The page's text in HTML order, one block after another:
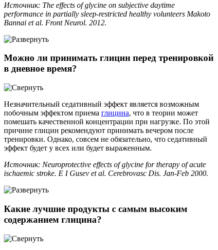
Источник: The effects of glycine on subjective daytime
performance in partially sleep-restricted healthy volunteers Makoto
Bannai et al. Front Neurol. 2012.
Можно ли принимать глицин перед тренировкой
в дневное время?
Незначительный седативный эффект является возможным
побочным эффектом приема глицина, что в теории может
помешать качественной концентрации при нагрузке. По этой
причине глицин рекомендуют принимать вечером после
тренировки. Однако, совсем не обязательно, что седативный
эффект будет у всех или будет выраженным.
Источник: Neuroprotective effects of glycine for therapy of acute
ischaemic stroke. E I Gusev et al. Cerebrovasc Dis. Jan-Feb 2000.
Какие лучшие продукты с самым высоким
содержанием глицина?